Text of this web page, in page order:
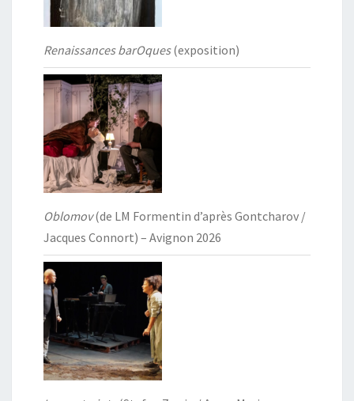
Renaissances barOques(exposition)
Oblomov(de LM Formentin d’après Gontcharov /
Jacques Connort) – Avignon 2026